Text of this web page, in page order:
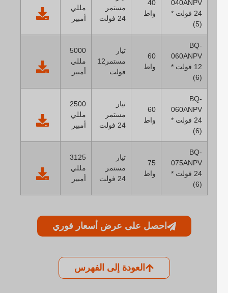
040ANPV
24 فولت *
مستمر
مللي
أمبير
BQ-
060ANPV
12 فولت *
مستمر12
فولت
5000
مللي
أمبير
BQ-
060ANPV
24 فولت *
مستمر
2500
مللي
أمبير
BQ-
075ANPV
24 فولت *
مستمر
3125
مللي
أمبير
احصل على عرض أسعار فوري
العودة إلى الفهرس